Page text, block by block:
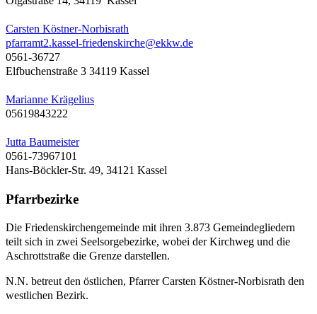
Carsten Köstner-Norbisrath
pfarramt2.kassel-friedenskirche@ekkw.de
0561-36727
Elfbuchenstraße 3 34119 Kassel
Marianne Krägelius
05619843222
Jutta Baumeister
0561-73967101
Hans-Böckler-Str. 49, 34121 Kassel
Pfarrbezirke
Die Friedenskirchengemeinde mit ihren 3.873 Gemeindegliedern
teilt sich in zwei Seelsorgebezirke, wobei der Kirchweg und die
Aschrottstraße die Grenze darstellen.
N.N. betreut den östlichen, Pfarrer Carsten Köstner-Norbisrath den
westlichen Bezirk.